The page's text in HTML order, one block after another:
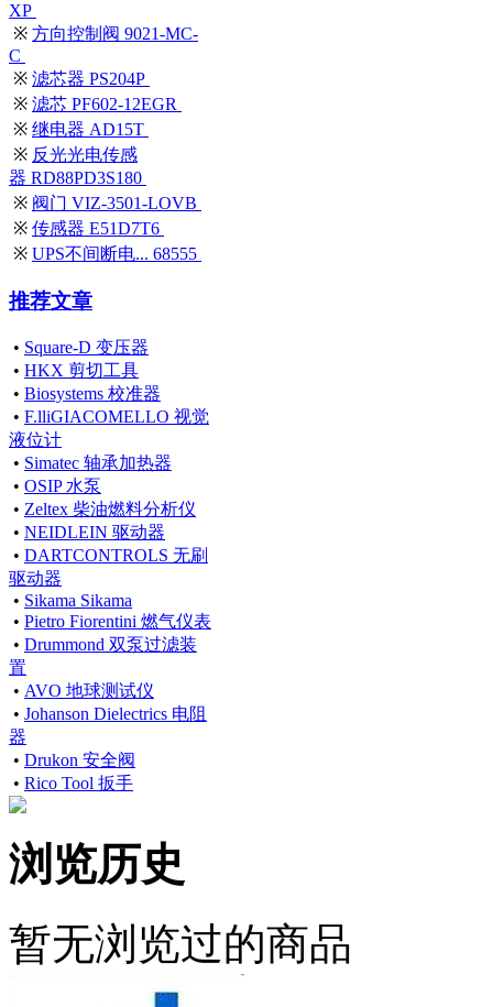
XP
※ 方向控制阀 9021-MC-
C
※ 滤芯器 PS204P
※ 滤芯 PF602-12EGR
※ 继电器 AD15T
※ 反光光电传感
器 RD88PD3S180
※ 阀门 VIZ-3501-LOVB
※ 传感器 E51D7T6
※ UPS不间断电... 68555
推荐文章
• Square-D 变压器
• HKX 剪切工具
• Biosystems 校准器
• F.lliGIACOMELLO 视觉
液位计
• Simatec 轴承加热器
• OSIP 水泵
• Zeltex 柴油燃料分析仪
• NEIDLEIN 驱动器
• DARTCONTROLS 无刷
驱动器
• Sikama Sikama
• Pietro Fiorentini 燃气仪表
• Drummond 双泵过滤装
置
• AVO 地球测试仪
• Johanson Dielectrics 电阻
器
• Drukon 安全阀
• Rico Tool 扳手
浏览历史
暂无浏览过的商品